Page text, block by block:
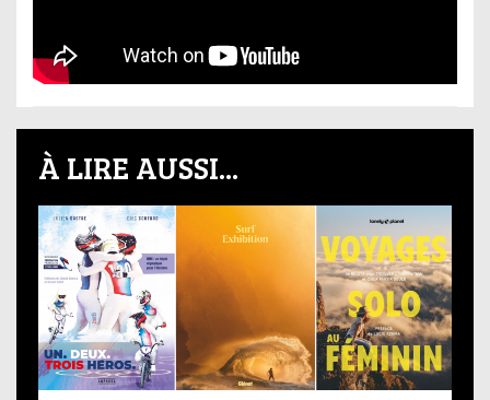
À LIRE AUSSI...